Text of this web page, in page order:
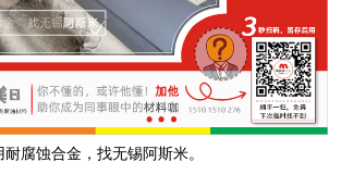
耐腐蚀合金，找无锡阿斯米。